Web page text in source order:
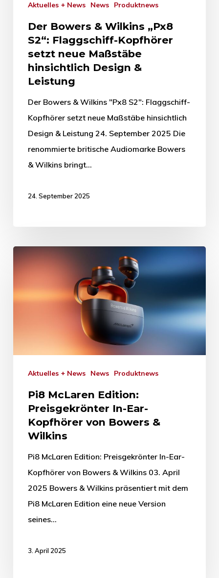
Aktuelles + News News Produktnews
Der Bowers & Wilkins „Px8
S2“: Flaggschiff-Kopfhörer
setzt neue Maßstäbe
hinsichtlich Design &
Leistung
Der Bowers & Wilkins "Px8 S2": Flaggschiff-
Kopfhörer setzt neue Maßstäbe hinsichtlich
Design & Leistung 24. September 2025 Die
renommierte britische Audiomarke Bowers
& Wilkins bringt…
24. September 2025
Aktuelles + News News Produktnews
Pi8 McLaren Edition:
Preisgekrönter In-Ear-
Kopfhörer von Bowers &
Wilkins
Pi8 McLaren Edition: Preisgekrönter In-Ear-
Kopfhörer von Bowers & Wilkins 03. April
2025 Bowers & Wilkins präsentiert mit dem
Pi8 McLaren Edition eine neue Version
seines…
3. April 2025